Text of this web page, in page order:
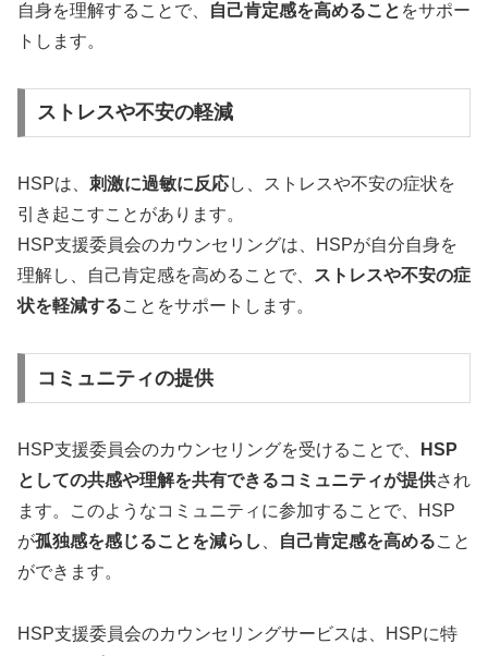
自身を理解することで、
自己肯定感を高めること をサポー
トします。
ストレスや不安の軽減
HSPは、 刺激に過敏に反応し、ストレスや不安の症状を
引き起こすことがあります。
HSP支援委員会のカウンセリングは、HSPが自分自身を
理解し、自己肯定感を高めることで、 ストレスや不安の症
状を軽減することをサポートします。
コミュニティの提供
HSP支援委員会のカウンセリングを受けることで、
HSP
としての共感や理解を共有できるコミュニティが提供され
ます。このようなコミュニティに参加することで、HSP
が孤独感を感じることを減らし 自己肯定感を高めること
ができます。
HSP支援委員会のカウンセリングサービスは、HSPに特